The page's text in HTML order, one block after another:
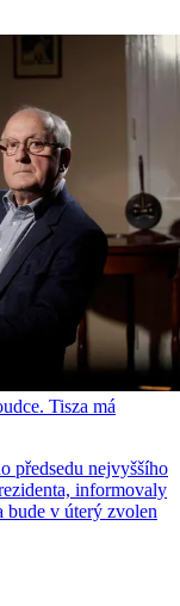
Tisza má
předsedu nejvyššího
informovaly
bude v úterý zvolen